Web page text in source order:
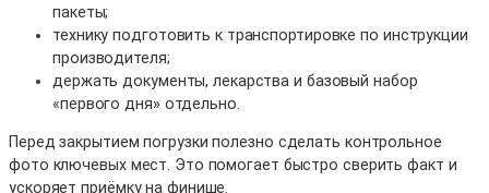
пакеты;
технику подготовить к транспортировке по инструкции
производителя;
держать документы, лекарства и базовый набор
«первого дня» отдельно.
Перед закрытием погрузки полезно сделать контрольное
фото ключевых мест. Это помогает быстро сверить факт и
ускоряет приёмку на финише.